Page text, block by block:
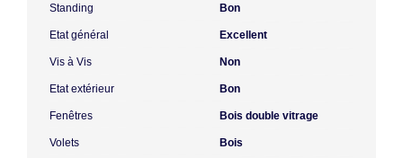
Standing Bon
Etat général Excellent
Vis à Vis Non
Etat extérieur Bon
Fenêtres Bois double vitrage
Volets Bois